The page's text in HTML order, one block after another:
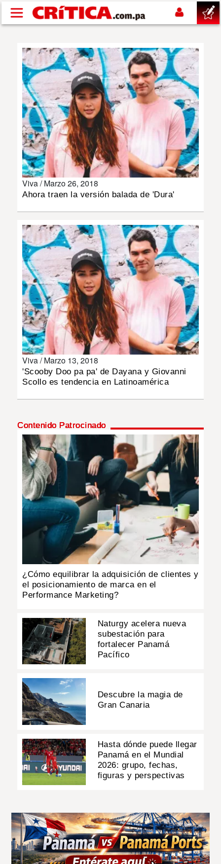
Pasar al contenido principal
SUCESOS
NACIONAL
POLÍTICA
SHOW
DEPORTES
MUNDO
INSÓLITAS
MULTIMEDIA
IMPRESO
Viva /Marzo 26, 2018
Ahora traen la versión balada de 'Dura'
Viva /Marzo 13, 2018
'Scooby Doo pa pa' de Dayana y Giovanni
Scollo es tendencia en Latinoamérica
Contenido Patrocinado
¿Cómo equilibrar la adquisición de clientes y
el posicionamiento de marca en el
Performance Marketing?
Naturgy acelera nueva
subestación para
fortalecer Panamá
Pacífico
Descubre la magia de
Gran Canaria
Hasta dónde puede llegar
Panamá en el Mundial
2026: grupo, fechas,
figuras y perspectivas